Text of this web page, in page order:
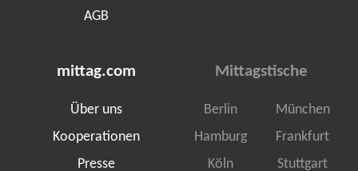
AGB
mittag.com
Über uns
Kooperationen
Presse
Mittagstische
Berlin
München
Hamburg
Frankfurt
Köln
Stuttgart